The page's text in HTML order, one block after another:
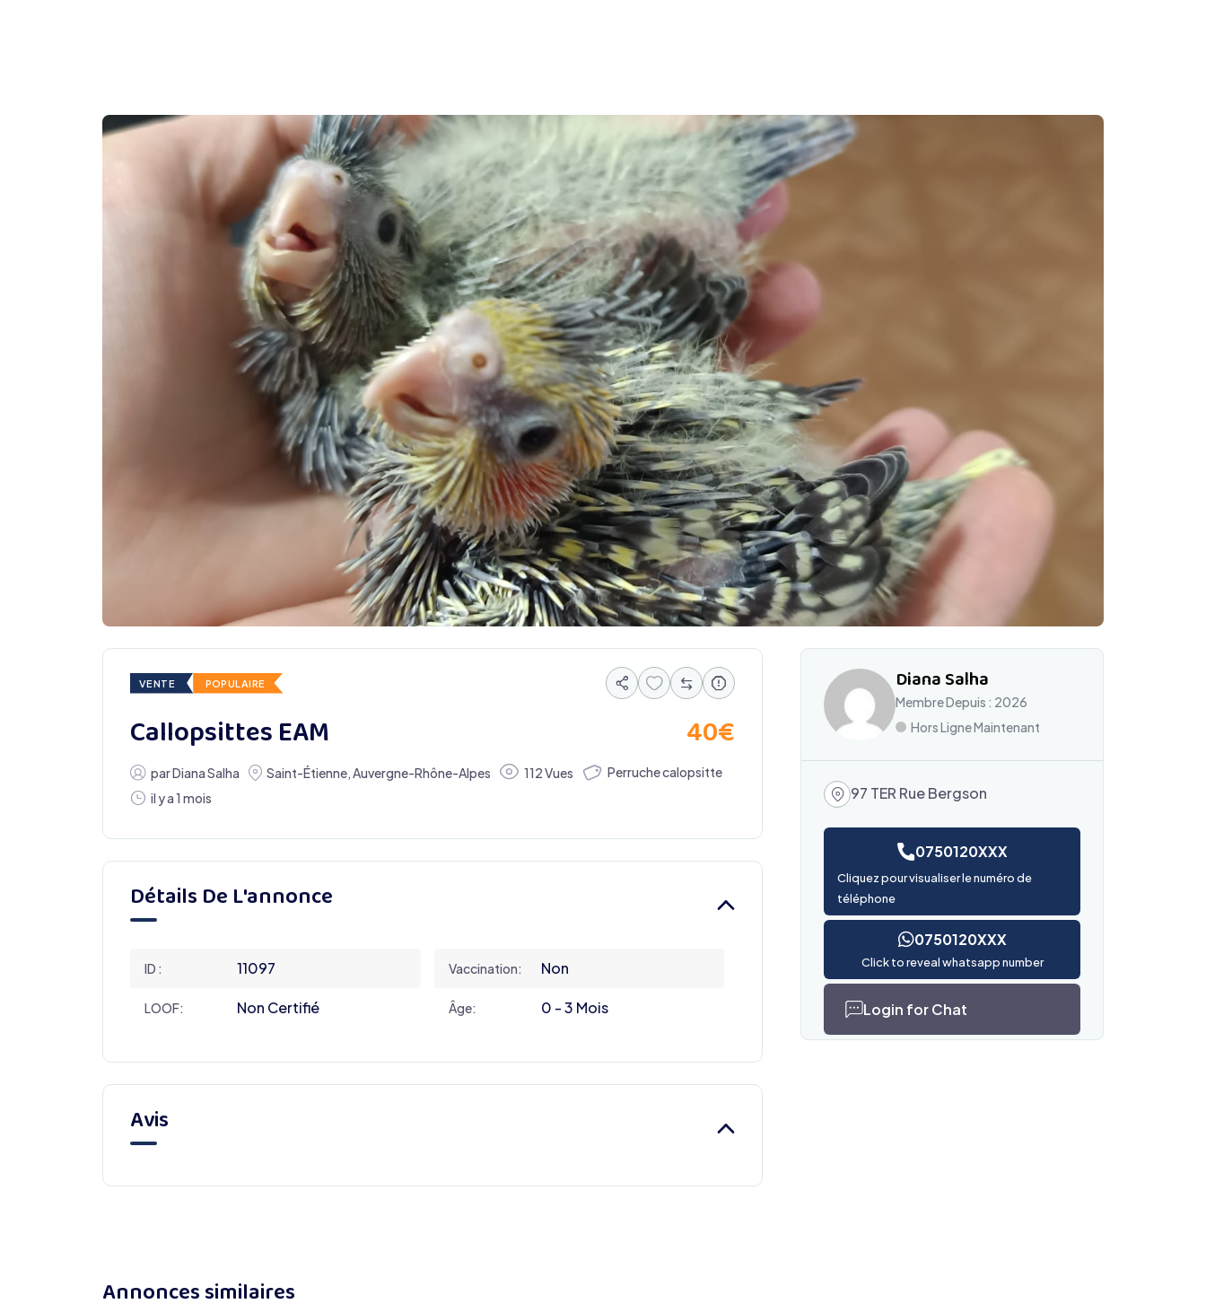
VENTE POPULAIRE
Callopsittes EAM 40€
parDiana Salha Saint-Étienne,Auvergne-Rhône-Alpes 112 Vues
Perruche calopsitte
il y a 1 mois
Détails De L'annonce
ID : 11097 Vaccination: Non
LOOF: Non Certifié Âge: 0 - 3 Mois
Avis
Diana Salha
Membre Depuis : 2026
Hors Ligne Maintenant
97 TER Rue Bergson
0750120XXX
Cliquez pour visualiser le numéro de
téléphone
0750120XXX
Click to reveal whatsapp number
Login for Chat
Annonces similaires